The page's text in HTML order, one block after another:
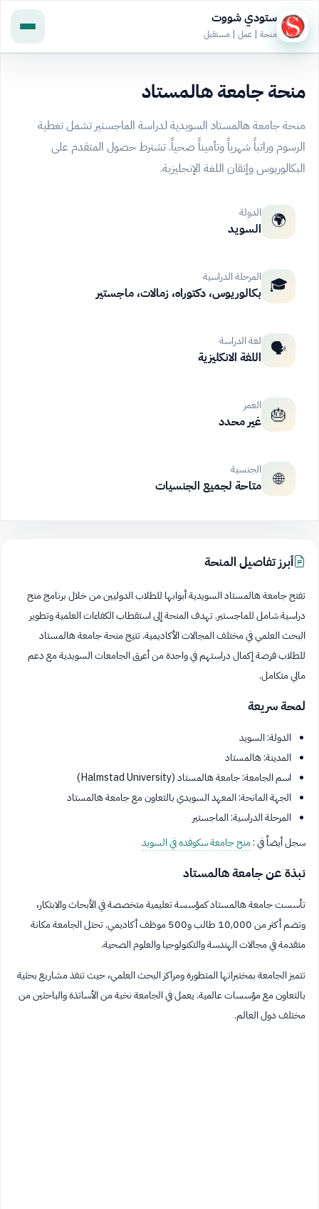
ستودي شووت
منحة | عمل | مستقبل
منحة جامعة هالمستاد
منحة جامعة هالمستاد السويدية لدراسة الماجستير تشمل تغطية
الرسوم وراتباً شهرياً وتأميناً صحياً. تشترط حصول المتقدم على
البكالوريوس وإتقان اللغة الإنجليزية.
🌍 الدولة
السويد
🎓 المرحلة الدراسية
بكالوريوس، دكتوراه، زمالات، ماجستير
🗣️ لغة الدراسة
اللغة الانكليزية
🎂 العمر
غير محدد
🌐 الجنسية
متاحة لجميع الجنسيات
أبرز تفاصيل المنحة
تفتح جامعة هالمستاد السويدية أبوابها للطلاب الدوليين من خلال برنامج منح
دراسية شامل للماجستير. تهدف المنحة إلى استقطاب الكفاءات العلمية وتطوير
البحث العلمي في مختلف المجالات الأكاديمية. تتيح منحة جامعة هالمستاد
للطلاب فرصة إكمال دراستهم في واحدة من أعرق الجامعات السويدية مع دعم
مالي متكامل.
لمحة سريعة
الدولة: السويد
المدينة: هالمستاد
اسم الجامعة: جامعة هالمستاد (Halmstad University)
الجهة المانحة: المعهد السويدي بالتعاون مع جامعة هالمستاد
المرحلة الدراسية: الماجستير
سجل أيضاً في :منح جامعة سكوفده في السويد
نبذة عن جامعة هالمستاد
تأسست جامعة هالمستاد كمؤسسة تعليمية متخصصة في الأبحاث والابتكار،
وتضم أكثر من 10,000 طالب و500 موظف أكاديمي. تحتل الجامعة مكانة
متقدمة في مجالات الهندسة والتكنولوجيا والعلوم الصحية.
تتميز الجامعة بمختبراتها المتطورة ومراكز البحث العلمي، حيث تنفذ مشاريع بحثية
بالتعاون مع مؤسسات عالمية. يعمل في الجامعة نخبة من الأساتذة والباحثين من
مختلف دول العالم.